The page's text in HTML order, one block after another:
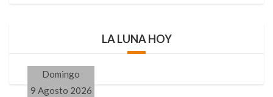
LA LUNA HOY
Domingo
9 Agosto 2026